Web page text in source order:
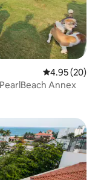
Calificación
4.95 (20)
Annex